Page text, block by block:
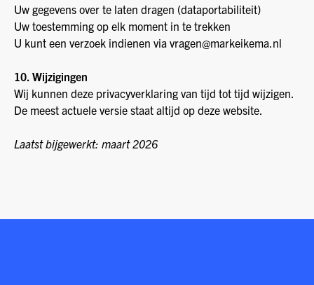
Uw gegevens over te laten dragen (dataportabiliteit)
Uw toestemming op elk moment in te trekken
U kunt een verzoek indienen via vragen@markeikema.nl
10. Wijzigingen
Wij kunnen deze privacyverklaring van tijd tot tijd wijzigen.
De meest actuele versie staat altijd op deze website.
Laatst bijgewerkt: maart 2026